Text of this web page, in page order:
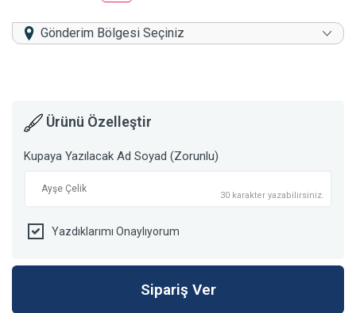
Gönderim Bölgesi Seçiniz
Ürünü Özelleştir
Kupaya Yazılacak Ad Soyad (Zorunlu)
30 karakter yazabilirsiniz.
Yazdıklarımı Onaylıyorum